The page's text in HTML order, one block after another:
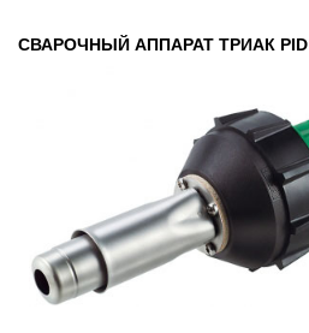
СВАРОЧНЫЙ АППАРАТ ТРИАК PID